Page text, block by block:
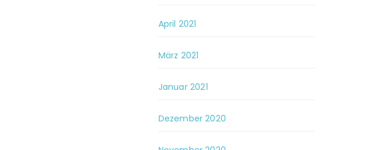
April 2021
März 2021
Januar 2021
Dezember 2020